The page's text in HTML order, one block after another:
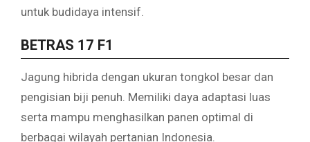
untuk budidaya intensif.
BETRAS 17 F1
Jagung hibrida dengan ukuran tongkol besar dan
pengisian biji penuh. Memiliki daya adaptasi luas
serta mampu menghasilkan panen optimal di
berbagai wilayah pertanian Indonesia.